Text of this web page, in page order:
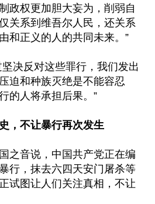
政权更加胆大妄为，削弱自
关系到维吾尔人民，还关系
和正义的人的共同未来。”
决反对这些罪行，我们发出
迫和种族灭绝是不能容忍
的人将承担后果。”
，不让暴行再次发生
之音说，中国共产党正在编
行，抹去六四天安门屠杀等
试图让人们关注真相，不让